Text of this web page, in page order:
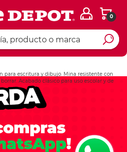
0
para escritura y dibujo. Mina resistente con
Acabado clásico para uso escolar y de
Ingresar Codigo